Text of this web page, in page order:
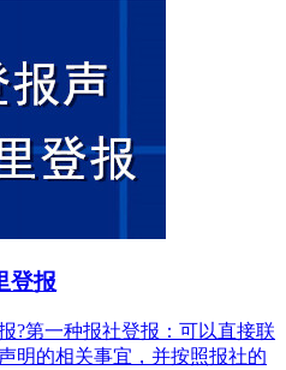
登报
?第一种报社登报：可以直接联
明的相关事宜，并按照报社的